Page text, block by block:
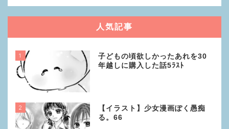
人気記事
1
子どもの頃欲しかったあれを30
年越しに購入した話5ﾗｽﾄ
2
【イラスト】少女漫画ぽく愚痴
る。66